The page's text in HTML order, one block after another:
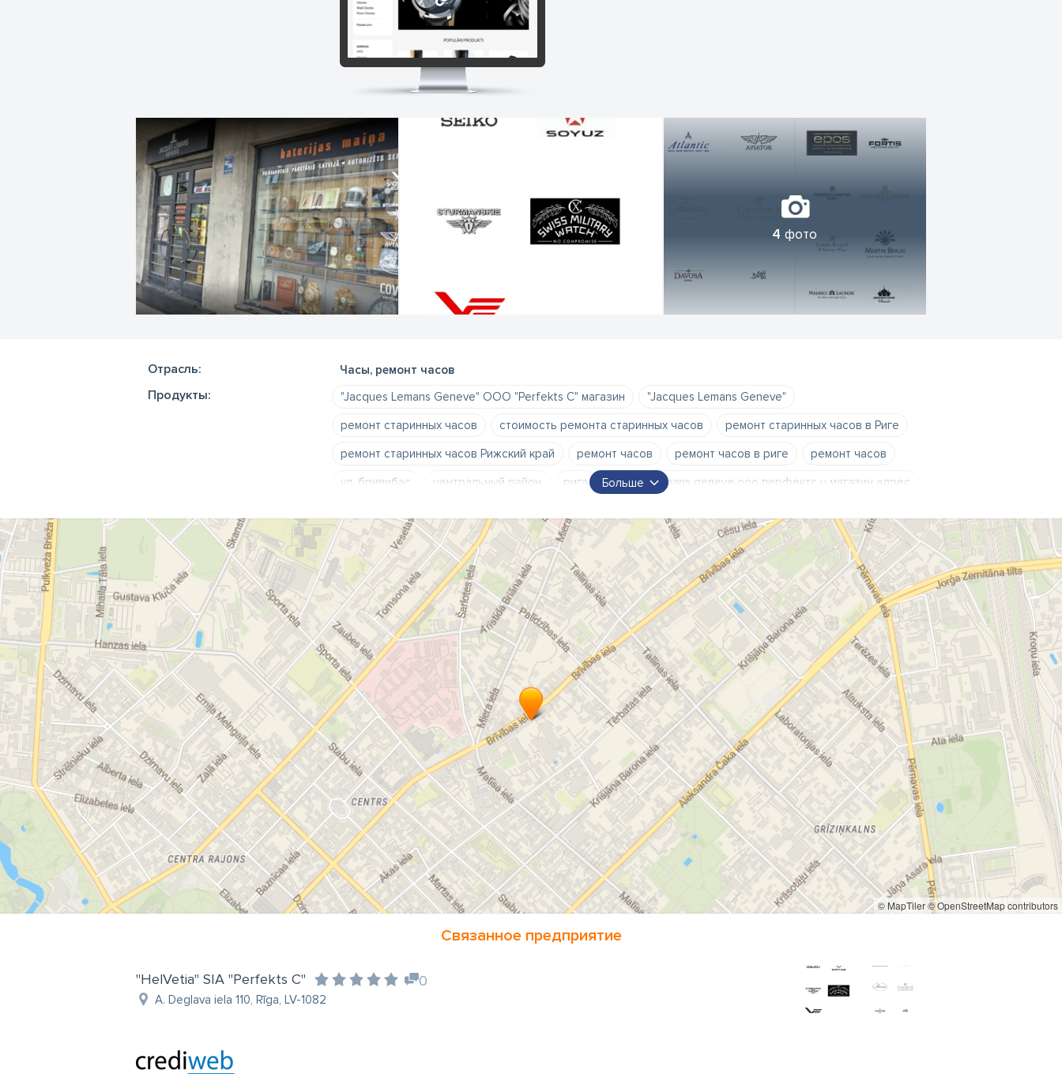
4 фото
Отрасль: Часы, ремонт часов
Продукты: "Jacques Lemans Geneve" ООО "Perfekts C" магазин
"Jacques Lemans Geneve"
ремонт старинных часов
стоимость ремонта старинных часов
ремонт старинных часов в Риге
ремонт старинных часов Рижский край
ремонт часов ремонт часов в риге
ремонт часов
ул. бривибас
центральный район рига
jacques lemans geneve ооо перфектс ц магазин адрес
Martin Braun
Perrelet Vostok Europe Swiss Military Sturmanskie
Seiko
E-Watches house
интернет-магазин часов
Больше
© MapTiler© OpenStreetMap contributors
Связанное предприятие
"HelVetia" SIA "Perfekts C" 0
A. Deglava iela 110, Rīga, LV-1082